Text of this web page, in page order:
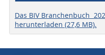
Das BIV Branchenbuch
herunterladen (27,6 MB).